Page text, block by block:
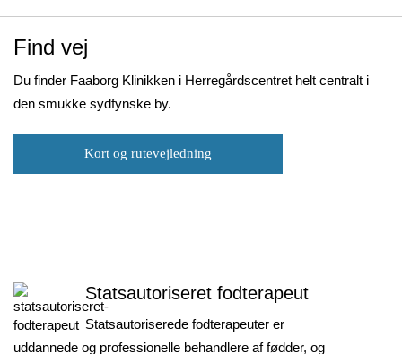
Find vej
Du finder Faaborg Klinikken i Herregårdscentret helt centralt i
den smukke sydfynske by.
Kort og rutevejledning
Statsautoriseret fodterapeut
Statsautoriserede fodterapeuter er
uddannede og professionelle behandlere af fødder, og